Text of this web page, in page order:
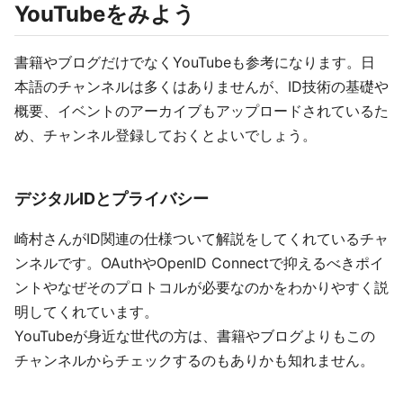
YouTubeをみよう
書籍やブログだけでなくYouTubeも参考になります。日
本語のチャンネルは多くはありませんが、ID技術の基礎や
概要、イベントのアーカイブもアップロードされているた
め、チャンネル登録しておくとよいでしょう。
デジタルIDとプライバシー
崎村さんがID関連の仕様ついて解説をしてくれているチャ
ンネルです。OAuthやOpenID Connectで抑えるべきポイ
ントやなぜそのプロトコルが必要なのかをわかりやすく説
明してくれています。
YouTubeが身近な世代の方は、書籍やブログよりもこの
チャンネルからチェックするのもありかも知れません。